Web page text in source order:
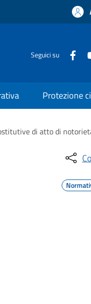
Seguici su
Protezione
di atto di